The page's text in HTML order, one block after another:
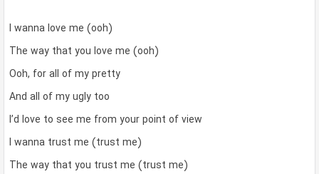
I wanna love me (ooh)
The way that you love me (ooh)
Ooh, for all of my pretty
And all of my ugly too
I’d love to see me from your point of view
I wanna trust me (trust me)
The way that you trust me (trust me)